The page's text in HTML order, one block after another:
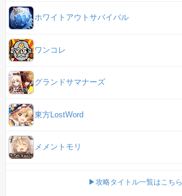
ホワイトアウトサバイバル
ワンコレ
グランドサマナーズ
東方LostWord
メメントモリ
▶攻略タイトル一覧はこちら